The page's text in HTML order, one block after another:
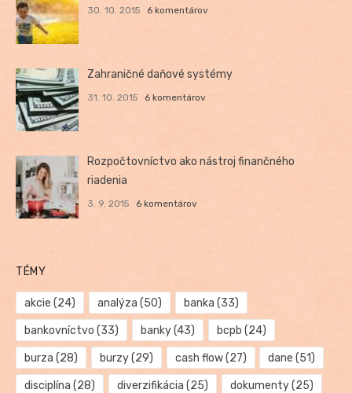
30. 10. 2015 6 komentárov
Zahraničné daňové systémy
31. 10. 2015 6 komentárov
Rozpočtovníctvo ako nástroj finančného
riadenia
3. 9. 2015 6 komentárov
TÉMY
akcie (24) analýza (50) banka (33)
bankovníctvo (33) banky(43) bcpb (24)
burza (28) burzy(29) cash flow(27) dane (51)
disciplína (28) diverzifikácia (25) dokumenty(25)